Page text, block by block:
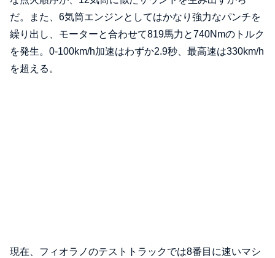
だ。また、6気筒エンジンとしてはかなり強力なパンチを
繰り出し、モーターと合わせて819馬力と740Nmのトルク
を発生。0-100km/h加速はわずか2.9秒、最高速は330km/h
を超える。
現在、フィオラノのテストトラックでは8番目に速いマシ